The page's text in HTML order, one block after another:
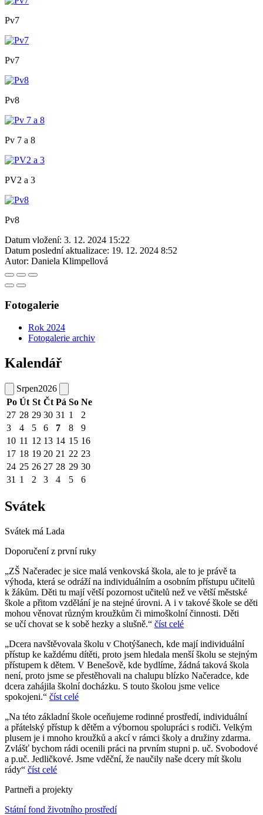
Pv7
Pv7
Pv8
Pv 7 a 8
PV2 a 3
Pv8
Datum vložení: 3. 12. 2024 15:22
Datum poslední aktualizace: 19. 12. 2024 8:52
Autor: Daniela Klimpellová
Fotogalerie
Rok 2024
Fotogalerie archiv
Kalendář
Srpen2026
Po Út St Čt Pá So Ne
27 28 29 30 31 1
2
3
4 5 6 7 8
9
10 11 12 13 14 15 16
17 18 19 20 21 22 23
24 25 26 27 28 29 30
31 1 2 3 4 5 6
Svátek
Svátek má Lada
Doporučení z první ruky
„ZŠ Načeradec je sice malá venkovská škola, ale to je právě ta
výhoda, která se odráží na individuálním a osobním přístupu učitelů
k žákům. Děti tu mají větší pozornost učitelů než ve větší městské
škole a přitom vzdělání je na stejné úrovni. A i v takové škole se děti
mohou věnovat různým kroužkům či mimoškolní činnosti. Děti
se učí chovat se k sobě hezky a slušně.“ číst celé
„Dcera navštěvovala školu v Chotýšanech, kde mají individuální
přístup ke každému dítěti, proto jsem hledala menší školu se stejným
přístupem k dětem. V Benešově, kde bydlíme, žádná taková škola
není, proto jsme se přestěhovali na chalupu blízko Načeradce, kde
dcera zahájila školní docházku. S touto školou jsme velice
spokojeni.“ číst celé
„Na této základní škole oceňujeme rodinné prostředí, individuální
a přátelský přístup k dětěm a výbornou spolupráci s rodiči. Velkým
plusem je i mnoho kroužků a akcí v rámci školy a družiny zdarma.
Zvlášť bychom rádi ocenili práci na prvním stupni p. uč. Svobodové
a p.uč. Jedličkové. Jsme vděční, že naučily naše dcery mít školu
rády“ číst celé
Partneři a projekty
Státní fond životního prostředí